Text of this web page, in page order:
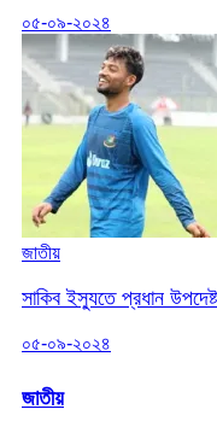
০৫-০৯-২০২৪
জাতীয়
সাকিব ইস্যুতে প্রধান
০৫-০৯-২০২৪
জাতীয়